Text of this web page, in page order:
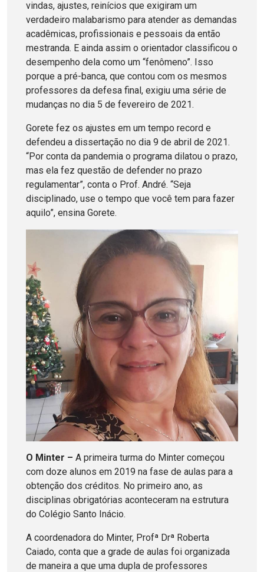
vindas, ajustes, reinícios que exigiram um
verdadeiro malabarismo para atender as demandas
acadêmicas, profissionais e pessoais da então
mestranda. E ainda assim o orientador classificou o
desempenho dela como um “fenômeno”. Isso
porque a pré-banca, que contou com os mesmos
professores da defesa final, exigiu uma série de
mudanças no dia 5 de fevereiro de 2021.
Gorete fez os ajustes em um tempo record e
defendeu a dissertação no dia 9 de abril de 2021.
“Por conta da pandemia o programa dilatou o prazo,
mas ela fez questão de defender no prazo
regulamentar”, conta o Prof. André. “Seja
disciplinado, use o tempo que você tem para fazer
aquilo”, ensina Gorete.
O Minter – A primeira turma do Minter começou
com doze alunos em 2019 na fase de aulas para a
obtenção dos créditos. No primeiro ano, as
disciplinas obrigatórias aconteceram na estrutura
do Colégio Santo Inácio.
A coordenadora do Minter, Profª Drª Roberta
Caiado, conta que a grade de aulas foi organizada
de maneira a que uma dupla de professores